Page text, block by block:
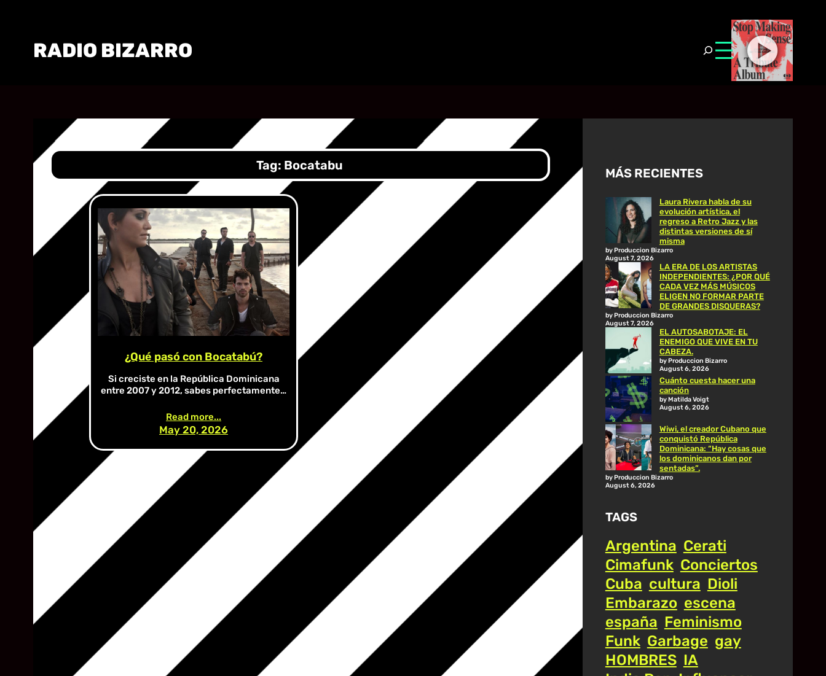
RADIO BIZARRO
Tag: Bocatabu
¿Qué pasó con Bocatabú?
Si creciste en la República Dominicana
entre 2007 y 2012, sabes perfectamente…
Read more...
May 20, 2026
MÁS RECIENTES
Laura Rivera habla de su
evolución artística, el
regreso a Retro Jazz y las
distintas versiones de sí
misma
by Produccion Bizarro
August 7, 2026
LA ERA DE LOS ARTISTAS
INDEPENDIENTES: ¿POR QUÉ
CADA VEZ MÁS MÚSICOS
ELIGEN NO FORMAR PARTE
DE GRANDES DISQUERAS?
by Produccion Bizarro
August 7, 2026
EL AUTOSABOTAJE: EL
ENEMIGO QUE VIVE EN TU
CABEZA.
by Produccion Bizarro
August 6, 2026
Cuánto cuesta hacer una
canción
by Matilda Voigt
August 6, 2026
Wiwi, el creador Cubano que
conquistó República
Dominicana: “Hay cosas que
los dominicanos dan por
sentadas”.
by Produccion Bizarro
August 6, 2026
TAGS
Argentina Cerati
Cimafunk Conciertos
Cuba cultura Dioli
Embarazo escena
españa Feminismo
Funk Garbage gay
HOMBRES IA